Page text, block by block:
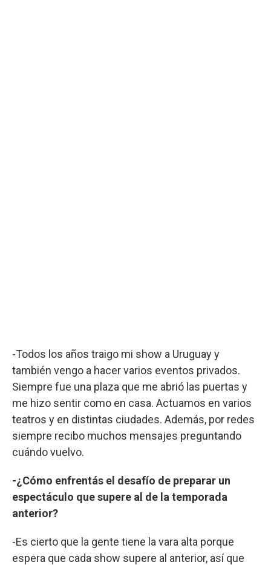
-Todos los años traigo mi show a Uruguay y
también vengo a hacer varios eventos privados.
Siempre fue una plaza que me abrió las puertas y
me hizo sentir como en casa. Actuamos en varios
teatros y en distintas ciudades. Además, por redes
siempre recibo muchos mensajes preguntando
cuándo vuelvo.
-¿Cómo enfrentás el desafío de preparar un
espectáculo que supere al de la temporada
anterior?
-Es cierto que la gente tiene la vara alta porque
espera que cada show supere al anterior, así que